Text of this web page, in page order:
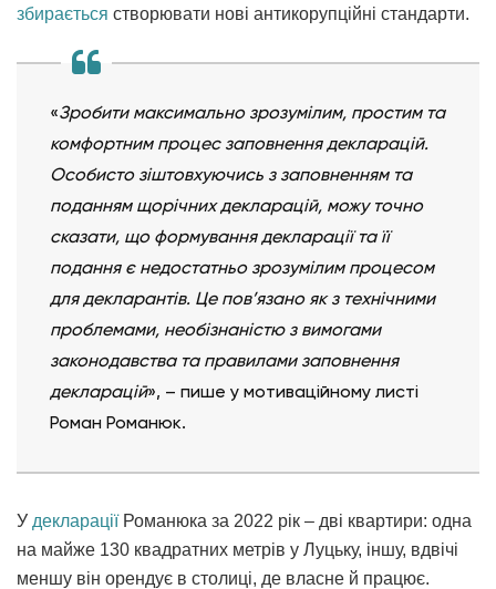
збирається створювати нові антикорупційні стандарти.
«Зробити максимально зрозумілим, простим та
комфортним процес заповнення декларацій.
Особисто зіштовхуючись з заповненням та
поданням щорічних декларацій, можу точно
сказати, що формування декларації та її
подання є недостатньо зрозумілим процесом
для декларантів. Це пов’язано як з технічними
проблемами, необізнаністю з вимогами
законодавства та правилами заповнення
декларацій», – пише у мотиваційному листі
Роман Романюк.
У деклараціїРоманюка за 2022 рік – дві квартири: одна
на майже 130 квадратних метрів у Луцьку, іншу, вдвічі
меншу він орендує в столиці, де власне й працює.